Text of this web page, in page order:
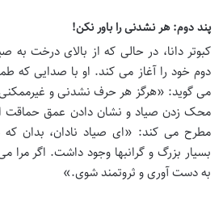
پند دوم: هر نشدنی را باور نکن!
کبوتر دانا، در حالی که از بالای درخت به
دوم خود را آغاز می کند. او با صدایی که
می گوید: «هرگز هر حرف نشدنی و
محک زدن صیاد و نشان دادن عمق حماقت
مطرح می کند: «ای صیاد نادان، بدان
بسیار بزرگ و گرانبها وجود داشت. اگر مرا
به دست آوری و ثروتمند شوی.»